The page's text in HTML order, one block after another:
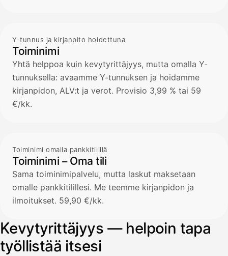
Y-tunnus ja kirjanpito hoidettuna
Toiminimi
Yhtä helppoa kuin kevytyrittäjyys, mutta omalla Y-
tunnuksella: avaamme Y-tunnuksen ja hoidamme
kirjanpidon, ALV:t ja verot. Provisio 3,99 % tai 59
€/kk.
Toiminimi omalla pankkitilillä
Toiminimi – Oma tili
Sama toiminimipalvelu, mutta laskut maksetaan
omalle pankkitilillesi. Me teemme kirjanpidon ja
ilmoitukset. 59,90 €/kk.
Kevytyrittäjyys — helpoin tapa
työllistää itsesi